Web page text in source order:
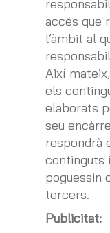
accés que
l’àmbit al
Així
els
elaborats
seu
respondrà
continguts
poguessin
tercers.
Publicitat: